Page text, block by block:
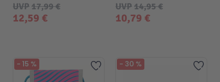
12,59 €
UVP17,99 €
10,79 €
UVP14,95 €
Zur Wunschliste hinzufügen
- 15 % Zur
- 30 %